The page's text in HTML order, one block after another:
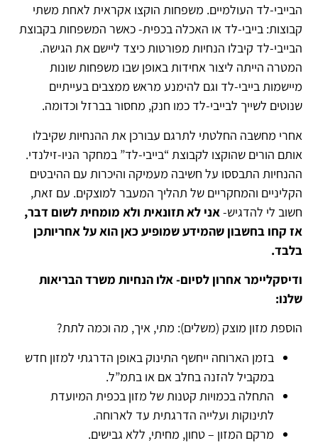
הבייבי-לד העולמיים. משפחות הוקצו אקראית לאחת משתי
קבוצות: בייבי-לד או האכלה בכפית- כאשר המשפחות בקבוצת
הבייבי-לד קיבלו הנחיות מפורטות כיצד ליישם את הגישה.
המטרה הייתה ליצור אחידות באופן שבו משפחות שונות
מיישמות בייבי-לד וגם להימנע מראש ממצבים בעייתיים
שנוטים לשייך לבייבי-לד כמו חנק, מחסור בברזל וכדומה.
אחרי מחשבה החלטתי לתרגם עבורכן את ההנחיות שקיבלו
אותם הורים שהוקצו לקבוצת “בייבי-לד” במחקר הניו-זילנדי.
ההנחיות התבססו על חשיבה מעמיקה והיכרות עם ההיבטים
הקליניים והמחקריים של תהליך המעבר למוצקים. עם זאת,
חשוב לי להדגיש- אני לא תזונאית ולא מומחית לשום דבר,
אז קחו בחשבון שהמידע שמופיע כאן הוא על אחריותכן
בלבד.
ודיסקליימר אחרון לסיום- אלו הנחיות משרד הבריאות
שלנו:
הוספת מזון מוצק (משלים): מתי, איך, מה וכמה לתת?
בזמן הארוחה ייחשף התינוק באופן הדרגתי למזון חדש
במקביל להזנה בחלב אם או בתמ”ל.
התחלה בכמויות קטנות של מזון בכפית המיועדת
לתינוקות ועלייה הדרגתית עד לארוחה.
מרקם המזון – טחון, מחיתי, ללא גבישים.